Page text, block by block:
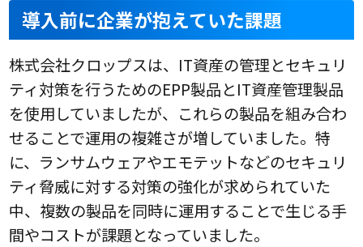
導入前に企業が抱えていた課題
株式会社クロップスは、IT資産の管理とセキュリ
ティ対策を行うためのEPP製品とIT資産管理製品
を使用していましたが、これらの製品を組み合わ
せることで運用の複雑さが増していました。特
に、ランサムウェアやエモテットなどのセキュリ
ティ脅威に対する対策の強化が求められていた
中、複数の製品を同時に運用することで生じる手
間やコストが課題となっていました。